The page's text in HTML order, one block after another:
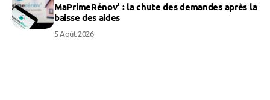
MaPrimeRénov’ : la chute des demandes après la
baisse des aides
5 Août 2026